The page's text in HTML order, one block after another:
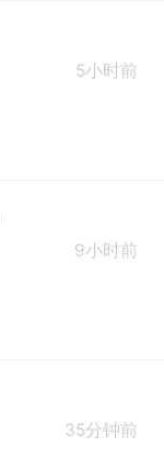
5小时前
9小时前
35分钟前